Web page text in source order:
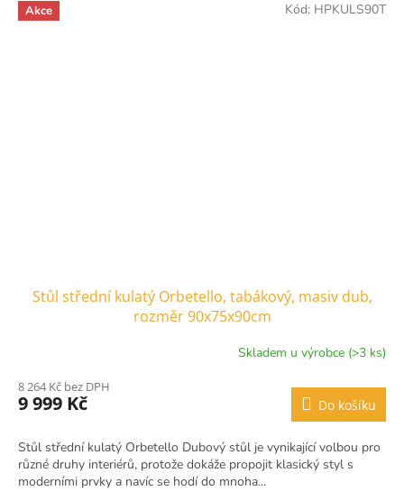
Akce
Stůl střední kulatý Orbetello, tabákový, masiv dub,
rozměr 90x75x90cm
Skladem u výrobce (>3 ks)
8 264 Kč bez DPH
9 999 Kč Do košíku
Stůl střední kulatý Orbetello Dubový stůl je vynikající volbou pro
různé druhy interiérů, protože dokáže propojit klasický styl s
moderními prvky a navíc se hodí do mnoha...
Kód: HPKULS90T